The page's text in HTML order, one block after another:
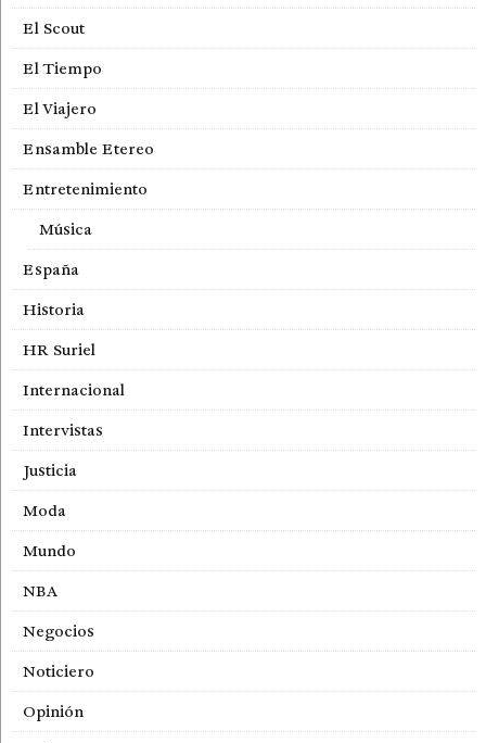
El Scout
El Tiempo
El Viajero
Ensamble Etereo
Entretenimiento
Música
España
Historia
HR Suriel
Internacional
Intervistas
Justicia
Moda
Mundo
NBA
Negocios
Noticiero
Opinión